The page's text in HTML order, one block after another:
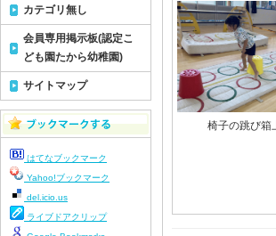
椅子の跳び箱
カテゴリ無し
会員専用掲示板(認定こ
ども園たから幼稚園)
サイトマップ
はてなブックマーク
Yahoo!ブックマーク
del.icio.us
ライブドアクリップ